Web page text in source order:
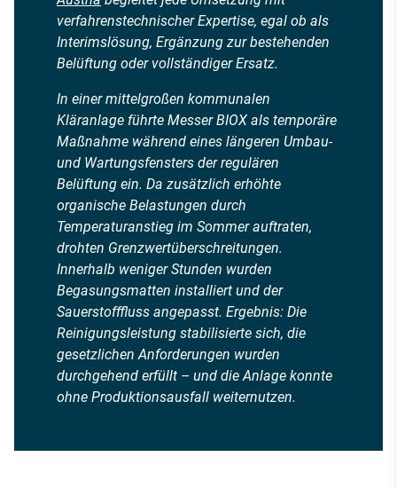
verfahrenstechnischer Expertise, egal ob als
Interimslösung, Ergänzung zur bestehenden
Belüftung oder vollständiger Ersatz.
In einer mittelgroßen kommunalen
Kläranlage führte Messer BIOX als temporäre
Maßnahme während eines längeren Umbau-
und Wartungsfensters der regulären
Belüftung ein. Da zusätzlich erhöhte
organische Belastungen durch
Temperaturanstieg im Sommer auftraten,
drohten Grenzwertüberschreitungen.
Innerhalb weniger Stunden wurden
Begasungsmatten installiert und der
Sauerstofffluss angepasst. Ergebnis: Die
Reinigungsleistung stabilisierte sich, die
gesetzlichen Anforderungen wurden
durchgehend erfüllt – und die Anlage konnte
ohne Produktionsausfall weiternutzen.